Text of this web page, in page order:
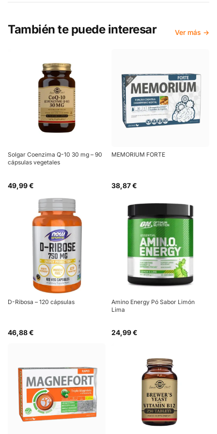
También te puede interesar Ver más →
Solgar Coenzima Q-10 30 mg – 90
cápsulas vegetales
49,99 €
MEMORIUM FORTE
38,87 €
D-Ribosa – 120 cápsulas
46,88 €
Amino Energy Pó Sabor Limón
Lima
24,99 €